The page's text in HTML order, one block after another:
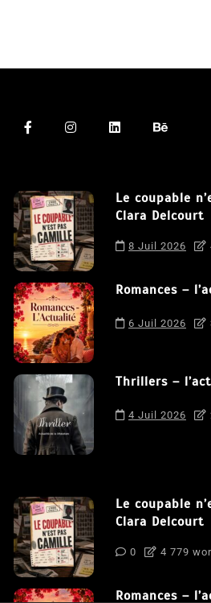
Le coupable
Clara Delcourt
8 Juil 2026
Romances –
6 Juil 2026
Thrillers –
4 Juil 2026
Le coupable
Clara Delcourt
0 4 779
Romances –